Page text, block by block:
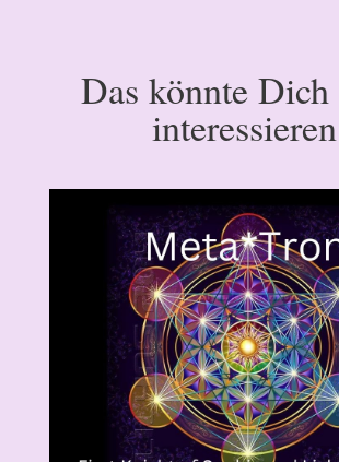
Das könnte Dich
interessieren